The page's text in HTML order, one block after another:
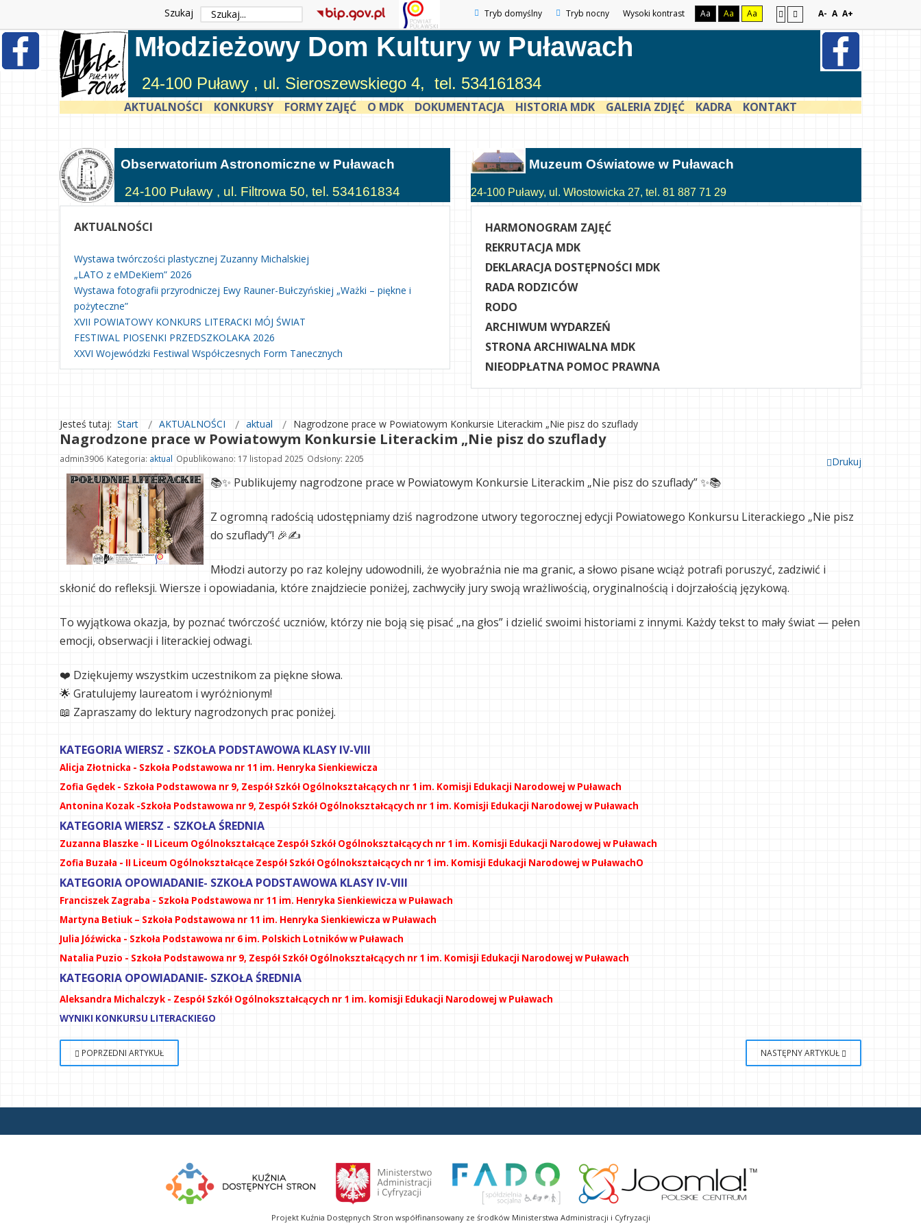
Tryb domyślny Tryb nocny Wysoki kontrast Aa Aa Aa A- A A+
Szukaj
Młodzieżowy Dom Kultury w Puławach
24-100 Puławy , ul. Sieroszewskiego 4, tel. 534161834
AKTUALNOŚCI KONKURSY FORMY ZAJĘĆ O MDK DOKUMENTACJA HISTORIA MDK GALERIA ZDJĘĆ KADRA KONTAKT
Obserwatorium Astronomiczne w Puławach
24-100 Puławy , ul. Filtrowa 50, tel. 534161834
AKTUALNOŚCI
Wystawa twórczości plastycznej Zuzanny Michalskiej
„LATO z eMDeKiem” 2026
Wystawa fotografii przyrodniczej Ewy Rauner-Bułczyńskiej „Ważki – piękne i
pożyteczne”
XVII POWIATOWY KONKURS LITERACKI MÓJ ŚWIAT
FESTIWAL PIOSENKI PRZEDSZKOLAKA 2026
XXVI Wojewódzki Festiwal Współczesnych Form Tanecznych
Muzeum Oświatowe w Puławach
24-100 Puławy, ul. Włostowicka 27, tel. 81 887 71 29
HARMONOGRAM ZAJĘĆ
REKRUTACJA MDK
DEKLARACJA DOSTĘPNOŚCI MDK
RADA RODZICÓW
RODO
ARCHIWUM WYDARZEŃ
STRONA ARCHIWALNA MDK
NIEODPŁATNA POMOC PRAWNA
Jesteś tutaj: Start AKTUALNOŚCI aktual Nagrodzone prace w Powiatowym Konkursie Literackim „Nie pisz do szuflady
Nagrodzone prace w Powiatowym Konkursie Literackim „Nie pisz do szuflady
Drukuj
admin3906 Kategoria: aktual Opublikowano: 17 listopad 2025 Odsłony: 2205
📚✨ Publikujemy nagrodzone prace w Powiatowym Konkursie Literackim „Nie pisz do szuflady” ✨📚
Z ogromną radością udostępniamy dziś nagrodzone utwory tegorocznej edycji Powiatowego Konkursu Literackiego „Nie pisz
do szuflady”! 🎉✍️
Młodzi autorzy po raz kolejny udowodnili, że wyobraźnia nie ma granic, a słowo pisane wciąż potrafi poruszyć, zadziwić i
skłonić do refleksji. Wiersze i opowiadania, które znajdziecie poniżej, zachwyciły jury swoją wrażliwością, oryginalnością i dojrzałością językową.
To wyjątkowa okazja, by poznać twórczość uczniów, którzy nie boją się pisać „na głos” i dzielić swoimi historiami z innymi. Każdy tekst to mały świat — pełen
emocji, obserwacji i literackiej odwagi.
❤️ Dziękujemy wszystkim uczestnikom za piękne słowa.
🌟 Gratulujemy laureatom i wyróżnionym!
📖 Zapraszamy do lektury nagrodzonych prac poniżej.
KATEGORIA WIERSZ - SZKOŁA PODSTAWOWA KLASY IV-VIII
Alicja Złotnicka - Szkoła Podstawowa nr 11 im. Henryka Sienkiewicza
Zofia Gędek - Szkoła Podstawowa nr 9, Zespół Szkół Ogólnokształcących nr 1 im. Komisji Edukacji Narodowej w Puławach
Antonina Kozak -Szkoła Podstawowa nr 9, Zespół Szkół Ogólnokształcących nr 1 im. Komisji Edukacji Narodowej w Puławach
KATEGORIA WIERSZ - SZKOŁA ŚREDNIA
Zuzanna Blaszke - II Liceum Ogólnokształcące Zespół Szkół Ogólnokształcących nr 1 im. Komisji Edukacji Narodowej w Puławach
Zofia Buzała - II Liceum Ogólnokształcące Zespół Szkół Ogólnokształcących nr 1 im. Komisji Edukacji Narodowej w PuławachO
KATEGORIA OPOWIADANIE- SZKOŁA PODSTAWOWA KLASY IV-VIII
Franciszek Zagraba - Szkoła Podstawowa nr 11 im. Henryka Sienkiewicza w Puławach
Martyna Betiuk – Szkoła Podstawowa nr 11 im. Henryka Sienkiewicza w Puławach
Julia Jóźwicka - Szkoła Podstawowa nr 6 im. Polskich Lotników w Puławach
Natalia Puzio - Szkoła Podstawowa nr 9, Zespół Szkół Ogólnokształcących nr 1 im. Komisji Edukacji Narodowej w Puławach
KATEGORIA OPOWIADANIE- SZKOŁA ŚREDNIA
Aleksandra Michalczyk - Zespół Szkół Ogólnokształcących nr 1 im. komisji Edukacji Narodowej w Puławach
WYNIKI KONKURSU LITERACKIEGO
POPRZEDNI ARTYKUŁ NASTĘPNY ARTYKUŁ
Projekt Kuźnia Dostępnych Stron współfinansowany ze środków Ministerstwa Administracji i Cyfryzacji